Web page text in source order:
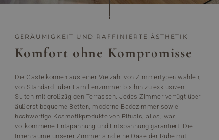
Komfort ohne Kompromisse
GERÄUMIGKEIT UND RAFFINIERTE ÄSTHETIK
Die Gäste können aus einer Vielzahl von Zimmertypen wählen,
von Standard- über Familienzimmer bis hin zu exklusiven
Suiten mit großzügigen Terrassen. Jedes Zimmer verfügt über
äußerst bequeme Betten, moderne Badezimmer sowie
hochwertige Kosmetikprodukte von Rituals, alles, was
vollkommene Entspannung und Entspannung garantiert. Die
Innenräume unserer Zimmer sind eine Oase der Ruhe mit